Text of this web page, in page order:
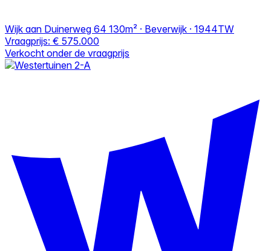
Wijk aan Duinerweg 64 130m² · Beverwijk · 1944TW
Vraagprijs: € 575.000
Verkocht onder de vraagprijs